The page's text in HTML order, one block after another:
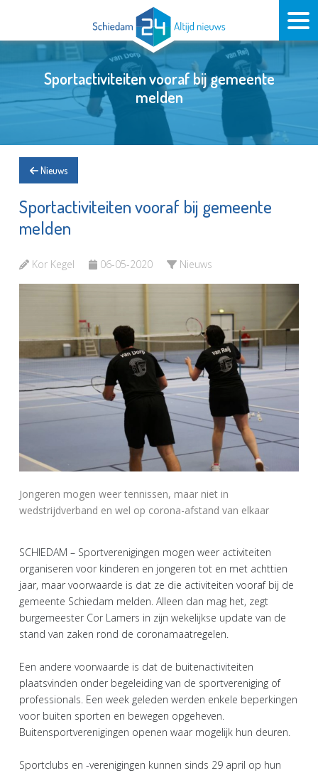
Sportactiviteiten vooraf bij gemeente
melden
Nieuws
Sportactiviteiten vooraf bij gemeente
melden
Kor Kegel 06-05-2020 Nieuws
Jongeren mogen weer tennissen, maar niet in
wedstrijdverband en wel op corona-afstand van elkaar
SCHIEDAM – Sportverenigingen mogen weer activiteiten
organiseren voor kinderen en jongeren tot en met achttien
jaar, maar voorwaarde is dat ze die activiteiten vooraf bij de
gemeente Schiedam melden. Alleen dan mag het, zegt
burgemeester Cor Lamers in zijn wekelijkse update van de
stand van zaken rond de coronamaatregelen.
Een andere voorwaarde is dat de buitenactiviteiten
plaatsvinden onder begeleiding van de sportvereniging of
professionals. Een week geleden werden enkele beperkingen
voor buiten sporten en bewegen opgeheven.
Buitensportverenigingen openen waar mogelijk hun deuren.
Sportclubs en -verenigingen kunnen sinds 29 april op hun